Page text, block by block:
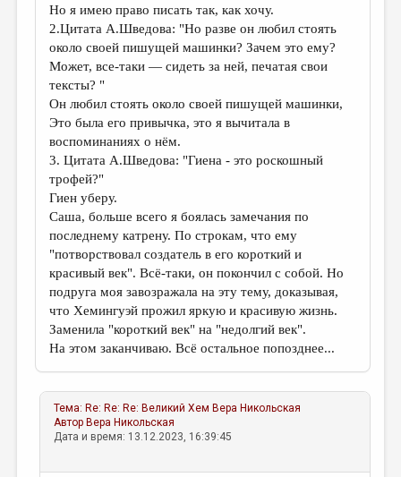
Но я имею право писать так, как хочу.
2.Цитата А.Шведова: "Но разве он любил стоять
около своей пишущей машинки? Зачем это ему?
Может, все-таки — сидеть за ней, печатая свои
тексты? "
Он любил стоять около своей пишущей машинки,
Это была его привычка, это я вычитала в
воспоминаниях о нём.
3. Цитата А.Шведова: "Гиена - это роскошный
трофей?"
Гиен уберу.
Саша, больше всего я боялась замечания по
последнему катрену. По строкам, что ему
"потворствовал создатель в его короткий и
красивый век". Всё-таки, он покончил с собой. Но
подруга моя завозражала на эту тему, доказывая,
что Хемингуэй прожил яркую и красивую жизнь.
Заменила "короткий век" на "недолгий век".
На этом заканчиваю. Всё остальное попозднее...
Тема: Re: Re: Re: Великий Хем Вера Никольская
Автор Вера Никольская
Дата и время: 13.12.2023, 16:39:45